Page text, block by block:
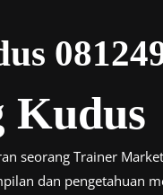
Kudus
seorang Trainer
dan pengetahuan